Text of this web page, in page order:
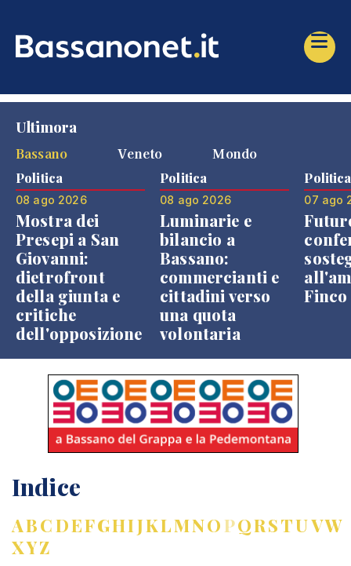
Ultimora
Bassano
Veneto Mondo
Politica
08 ago 2026
Mostra dei
Presepi a San
Giovanni:
dietrofront
della giunta e
critiche
dell'opposizione
Politica
08 ago 2026
Luminarie e
bilancio a
Bassano:
commercianti e
cittadini verso
una quota
volontaria
Politica
07 ago
Finco
Indice
ABCDEFGHIJKLMNOPQRSTUVW
XYZ